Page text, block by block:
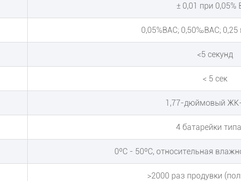
± 0,01 при 0,05%
0,05%BAC; 0,50‰ВАС; 0,25
<5 секунд
< 5 сек
1,77-дюймовый
4 батарейки
0ºC - 50ºC, относительная
>2000 раз продувки